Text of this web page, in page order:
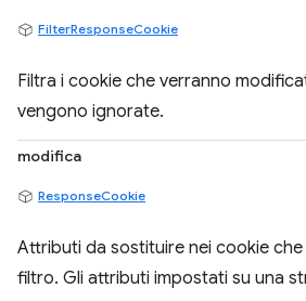
FilterResponseCookie
Filtra i cookie che verranno
vengono ignorate.
modifica
ResponseCookie
Attributi da sostituire nei cookie
filtro. Gli attributi impostati su una